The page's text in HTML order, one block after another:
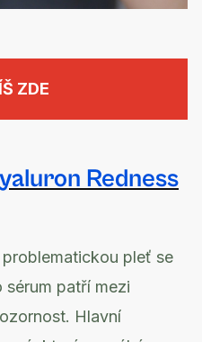
ZDE
Redness
pleť se
patří mezi
Hlavní